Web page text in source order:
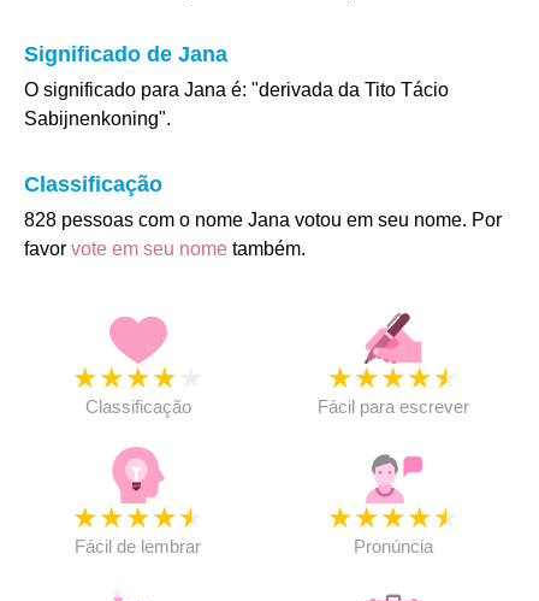
Significado de Jana
O significado para Jana é: "derivada da Tito Tácio
Sabijnenkoning".
Classificação
828 pessoas com o nome Jana votou em seu nome. Por
favor vote em seu nome também.
★★★★
Classificação
★★★★★
Fácil para escrever
★★★★★
Fácil de lembrar
★★★★★
Pronúncia